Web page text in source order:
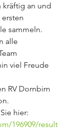
kräftig an und
sammeln.
alle
viel Freude
RV Dornbirn
hier:
196909/result